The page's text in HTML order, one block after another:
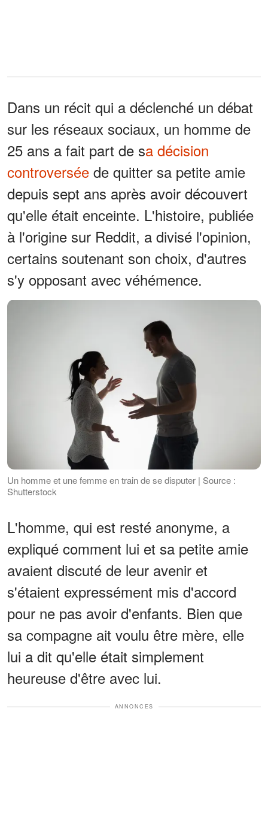
Dans un récit qui a déclenché un débat
sur les réseaux sociaux, un homme de
25 ans a fait part de sa décision
controversée de quitter sa petite amie
depuis sept ans après avoir découvert
qu'elle était enceinte. L'histoire, publiée
à l'origine sur Reddit, a divisé l'opinion,
certains soutenant son choix, d'autres
s'y opposant avec véhémence.
Un homme et une femme en train de se disputer | Source :
Shutterstock
L'homme, qui est resté anonyme, a
expliqué comment lui et sa petite amie
avaient discuté de leur avenir et
s'étaient expressément mis d'accord
pour ne pas avoir d'enfants. Bien que
sa compagne ait voulu être mère, elle
lui a dit qu'elle était simplement
heureuse d'être avec lui.
ANNONCES